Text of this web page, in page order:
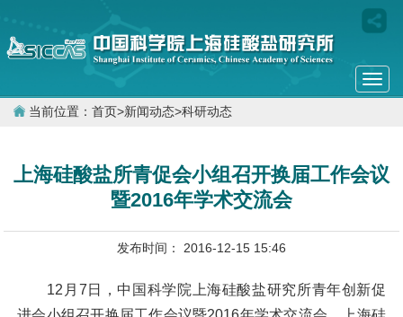
当前位置： 首页>新闻动态>科研动态
上海硅酸盐所青促会小组召开换届工作会议
暨2016年学术交流会
发布时间： 2016-12-15 15:46
12 月 7 日，中国科学院上海硅酸盐研究所青年创新促